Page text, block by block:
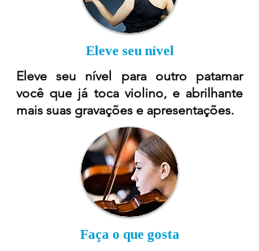
Eleve seu nível
Eleve seu nível para outro patamar
você que já toca violino, e abrilhante
mais suas gravações e apresentações.
Faça o que gosta